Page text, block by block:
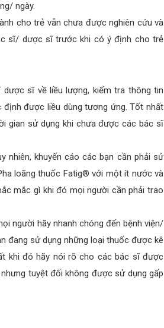
ngày.
cho trẻ vẫn chưa được nghiên cứu và
sĩ/ dược sĩ trước khi có ý định cho trẻ
sĩ về liều lượng, kiểm tra thông tin
được liều dùng tương ứng. Tốt nhất
gian sử dụng khi chưa được các bác sĩ
nhiên, khuyến cáo các bạn cần phải sử
loãng thuốc Fatig® với một ít nước và
mắc gì khi đó mọi người cần phải trao
người hãy nhanh chóng đến bệnh viện/
đang sử dụng những loại thuốc được kê
khi đó hãy nói rõ cho các bác sĩ được
tuyệt đối không được sử dụng gấp